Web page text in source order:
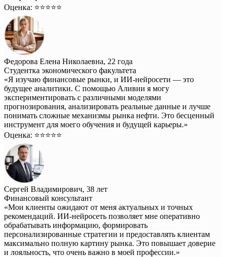
Оценка: ⭐️⭐️⭐️⭐️⭐️
Федорова Елена Николаевна, 22 года
Студентка экономического факультета
«Я изучаю финансовые рынки, и ИИ-нейросети — это
будущее аналитики. С помощью Аливии я могу
экспериментировать с различными моделями
прогнозирования, анализировать реальные данные и лучше
понимать сложные механизмы рынка нефти. Это бесценный
инструмент для моего обучения и будущей карьеры.»
Оценка: ⭐️⭐️⭐️⭐️⭐️
Сергей Владимирович, 38 лет
Финансовый консультант
«Мои клиенты ожидают от меня актуальных и точных
рекомендаций. ИИ-нейросеть позволяет мне оперативно
обрабатывать информацию, формировать
персонализированные стратегии и предоставлять клиентам
максимально полную картину рынка. Это повышает доверие
и лояльность, что очень важно в моей профессии.»